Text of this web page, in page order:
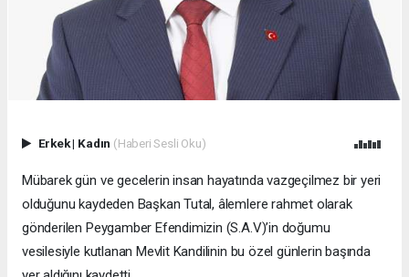
Erkek| Kadın (Haberi Sesli Oku)
Mübarek gün ve gecelerin insan hayatında vazgeçilmez bir yeri
olduğunu kaydeden Başkan Tutal, âlemlere rahmet olarak
gönderilen Peygamber Efendimizin (S.A.V)’in doğumu
vesilesiyle kutlanan Mevlit Kandilinin bu özel günlerin başında